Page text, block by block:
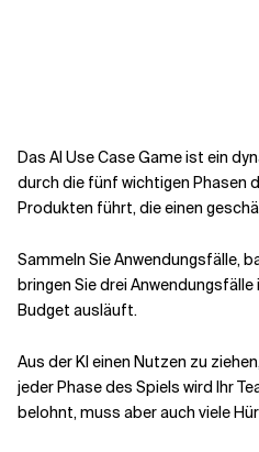
Verwandte Themen
Das AI Use Case Game ist ein
durch die fünf wichtigen Phasen
Produkten führt, die einen
Sammeln Sie Anwendungsfälle,
bringen Sie drei
Budget ausläuft.
Aus der KI einen Nutzen zu
jeder Phase des Spiels wird Ihr
belohnt, muss aber auch viele